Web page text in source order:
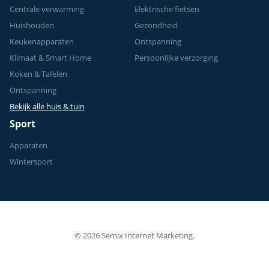
Centrale verwarming
Huishouden
Keukenapparaten
Klimaat & Smart Home
Koken & Tafelen
Ontspanning
Bekijk alle huis & tuin
Elektrische fietsen
Gezondheid
Ontspanning
Persoonlijke verzorging
Sport
Apparaten
Wintersport
© 2026 Semix Internet Marketing.